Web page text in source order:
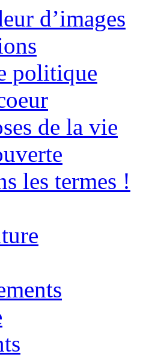
d’images
politique
de la vie
les termes !